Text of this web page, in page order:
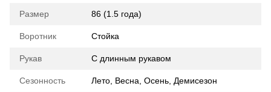
Размер 86 (1.5 года)
Воротник Стойка
Рукав С длинным рукавом
Сезонность Лето Весна Осень Демисезон